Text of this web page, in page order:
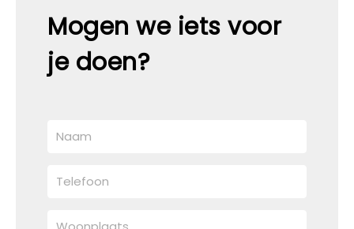
Mogen we iets voor
je doen?